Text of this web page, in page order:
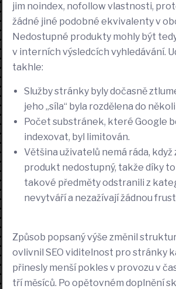
jim noindex, nofollow vlastnosti,
žádné jiné podobné ekvivalenty v
Nedostupné produkty mohly být
v interních výsledcích vyhledávání.
takhle:
Služby stránky byly dočasně
jeho „síla“ byla rozdělena do
Počet substránek, které Google
indexovat, byl limitován.
Většina uživatelů nemá ráda, když
produkt nedostupný, takže díky
takové předměty odstranili z
nevytváří a nezažívají žádnou
Způsob popsaný výše změnil
ovlivnil SEO viditelnost pro stránky
přinesly menší pokles v provozu v
tří měsíců. Po opětovném doplnění